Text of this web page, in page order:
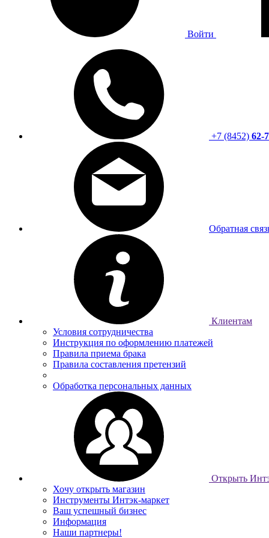
Войти
+7 (8452) 62-
Обратная
Клиентам
Условия сотрудничества
Инструкция по оформлению платежей
Правила приема брака
Правила составления претензий
Обработка персональных данных
Открыть
Хочу открыть магазин
Инструменты Интэк-маркет
Ваш успешный бизнес
Информация
Наши партнеры!